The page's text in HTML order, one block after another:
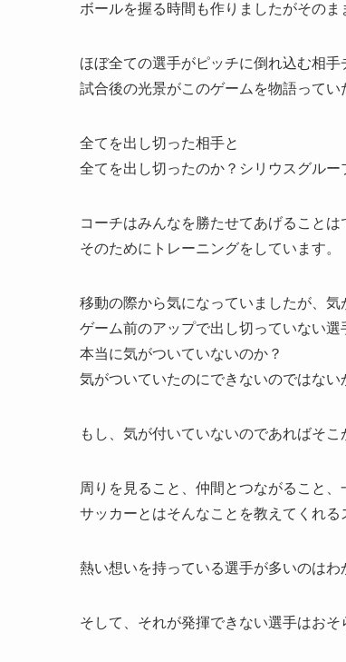
ボールを握る時間も作りましたがそのま
ほぼ全ての選手がピッチに倒れ込む相手
試合後の光景がこのゲームを物語ってい
全てを出し切った相手と
全てを出し切ったのか？シリウスグルー
コーチはみんなを勝たせてあげること
そのためにトレーニングをしています。
移動の際から気になっていましたが、
ゲーム前のアップで出し切っていない選
本当に気がついていないのか？
気がついていたのにできないのではない
もし、気が付いていないのであればそこ
周りを見ること、仲間とつながること
サッカーとはそんなことを教えてくれる
熱い想いを持っている選手が多いのは
そして、それが発揮できない選手はおそ